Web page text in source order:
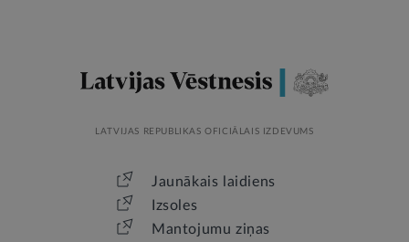
LATVIJAS REPUBLIKAS OFICIĀLAIS IZDEVUMS
Jaunākais laidiens
Izsoles
Mantojumu ziņas